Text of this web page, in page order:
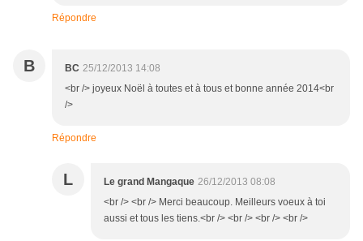
Répondre
B BC 25/12/2013 14:08
<br /> joyeux Noël à toutes et à tous et bonne année 2014<br
/>
Répondre
L Le grand Mangaque 26/12/2013 08:08
<br /> <br /> Merci beaucoup. Meilleurs voeux à toi
aussi et tous les tiens.<br /> <br /> <br /> <br />